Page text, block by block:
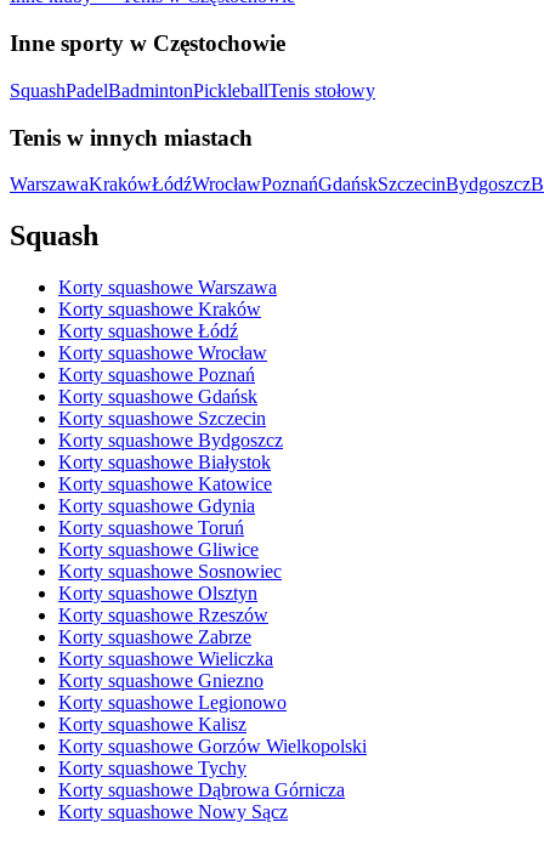
Inne sporty w Częstochowie
SquashPadelBadmintonPickleballTenis stołowy
Tenis w innych miastach
WarszawaKrakówŁódźWrocławPoznańGdańskSzczecinBydgoszcz
Squash
Korty squashowe Warszawa
Korty squashowe Kraków
Korty squashowe Łódź
Korty squashowe Wrocław
Korty squashowe Poznań
Korty squashowe Gdańsk
Korty squashowe Szczecin
Korty squashowe Bydgoszcz
Korty squashowe Białystok
Korty squashowe Katowice
Korty squashowe Gdynia
Korty squashowe Toruń
Korty squashowe Gliwice
Korty squashowe Sosnowiec
Korty squashowe Olsztyn
Korty squashowe Rzeszów
Korty squashowe Zabrze
Korty squashowe Wieliczka
Korty squashowe Gniezno
Korty squashowe Legionowo
Korty squashowe Kalisz
Korty squashowe Gorzów Wielkopolski
Korty squashowe Tychy
Korty squashowe Dąbrowa Górnicza
Korty squashowe Nowy Sącz